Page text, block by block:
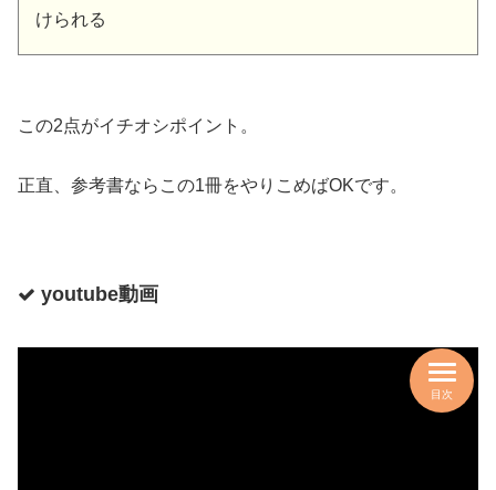
けられる
この2点がイチオシポイント。
正直、参考書ならこの1冊をやりこめばOKです。
youtube動画
目次